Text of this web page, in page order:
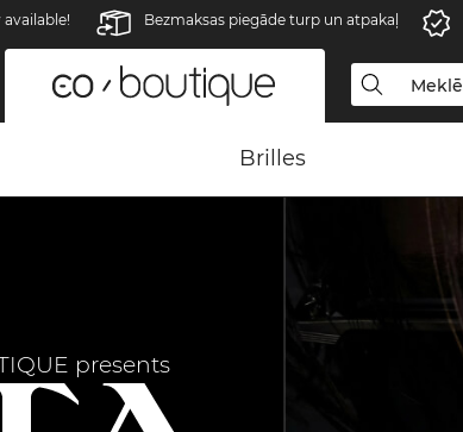
Bezmaksas piegāde turp un atpakaļ
Brilles
presents